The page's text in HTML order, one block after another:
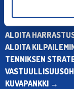
KAIKKI
ALOITA
ALOITA
TENNIKSEN
KUVAPANKKI →